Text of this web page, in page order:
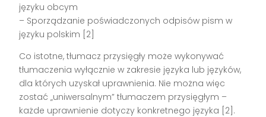
języku obcym
– Sporządzanie poświadczonych odpisów pism w
języku polskim [2]
Co istotne, tłumacz przysięgły może wykonywać
tłumaczenia wyłącznie w zakresie języka lub języków,
dla których uzyskał uprawnienia. Nie można więc
zostać „uniwersalnym” tłumaczem przysięgłym –
każde uprawnienie dotyczy konkretnego języka [2].